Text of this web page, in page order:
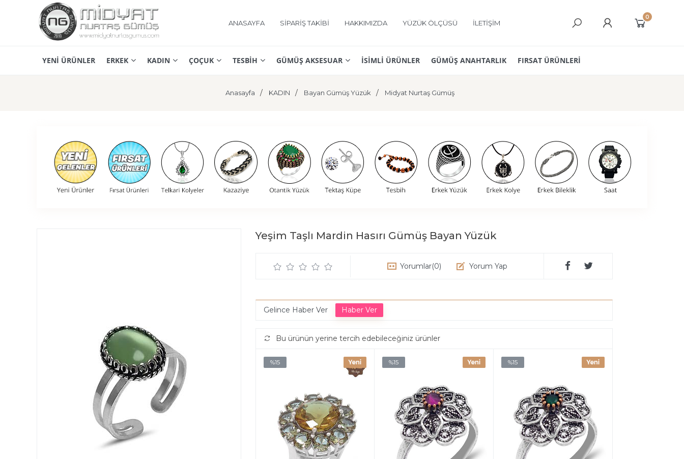
ANASAYFA SİPARİŞ TAKİBİ HAKKIMIZDA YÜZÜK ÖLÇÜSÜ İLETİŞİM
0
YENİ ÜRÜNLER ERKEK KADIN ÇOÇUK TESBİH GÜMÜŞ AKSESUAR İSİMLİ ÜRÜNLER GÜMÜŞ ANAHTARLIK FIRSAT ÜRÜNLERİ
Anasayfa KADIN Bayan Gümüş Yüzük Midyat Nurtaş Gümüş
Yeşim Taşlı Mardin Hasırı Gümüş Bayan Yüzük
Yorumlar(0) Yorum Yap
Gelince Haber Ver
Bu ürünün yerine tercih edebileceğiniz ürünler
%15 %15 %15